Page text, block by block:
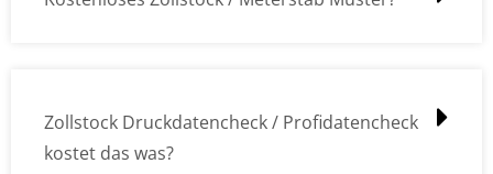
Zollstock Druckdatencheck / Profidatencheck
kostet das was?